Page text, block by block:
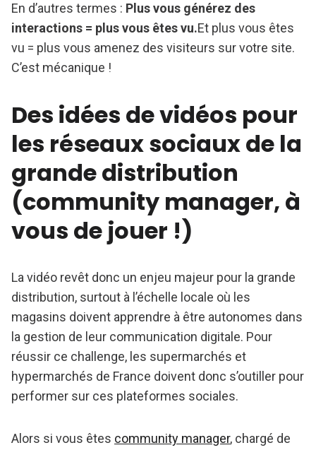
En d’autres termes : Plus vous générez des
interactions = plus vous êtes vu.Et plus vous êtes
vu = plus vous amenez des visiteurs sur votre site.
C’est mécanique !
Des idées de vidéos pour
les réseaux sociaux de la
grande distribution
(community manager, à
vous de jouer !)
La vidéo revêt donc un enjeu majeur pour la grande
distribution, surtout à l’échelle locale où les
magasins doivent apprendre à être autonomes dans
la gestion de leur communication digitale. Pour
réussir ce challenge, les supermarchés et
hypermarchés de France doivent donc s’outiller pour
performer sur ces plateformes sociales.
Alors si vous êtes community manager, chargé de